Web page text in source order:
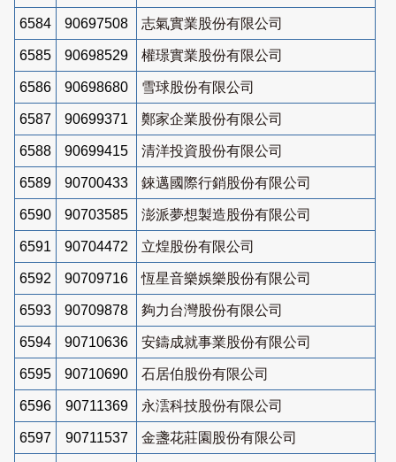
6584 90697508 志氣實業股份有限公司
6585 90698529 權璟實業股份有限公司
6586 90698680 雪球股份有限公司
6587 90699371 鄭家企業股份有限公司
6588 90699415 清洋投資股份有限公司
6589 90700433 錸邁國際行銷股份有限公司
6590 90703585 澎派夢想製造股份有限公司
6591 90704472 立煌股份有限公司
6592 90709716 恆星音樂娛樂股份有限公司
6593 90709878 夠力台灣股份有限公司
6594 90710636 安鑄成就事業股份有限公司
6595 90710690 石居伯股份有限公司
6596 90711369 永澐科技股份有限公司
6597 90711537 金盞花莊園股份有限公司